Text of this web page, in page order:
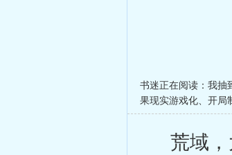
书迷正在阅读： 我抽
果现实游戏化、 开局
荒域，